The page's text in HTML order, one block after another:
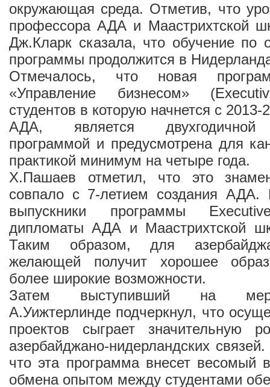
окружающая среда. Отметив, что
профессора АДА и Маастрихтской
Дж.Кларк сказала, что обучение по
программы продолжится в
Отмечалось, что новая
«Управление бизнесом»
студентов в которую начнется с 2013-
АДА, является двухгодичной
программой и предусмотрена для
практикой минимум на четыре года.
Х.Пашаев отметил, что это
совпало с 7-летием создания АДА.
выпускники программы
дипломаты АДА и Маастрихтской
Таким образом, для
желающей получит хорошее
более широкие возможности.
Затем выступивший на
А.Уижтерлинде подчеркнул, что
проектов сыграет значительную
азербайджано-нидерландских
что эта программа внесет весомый
обмена опытом между студентами